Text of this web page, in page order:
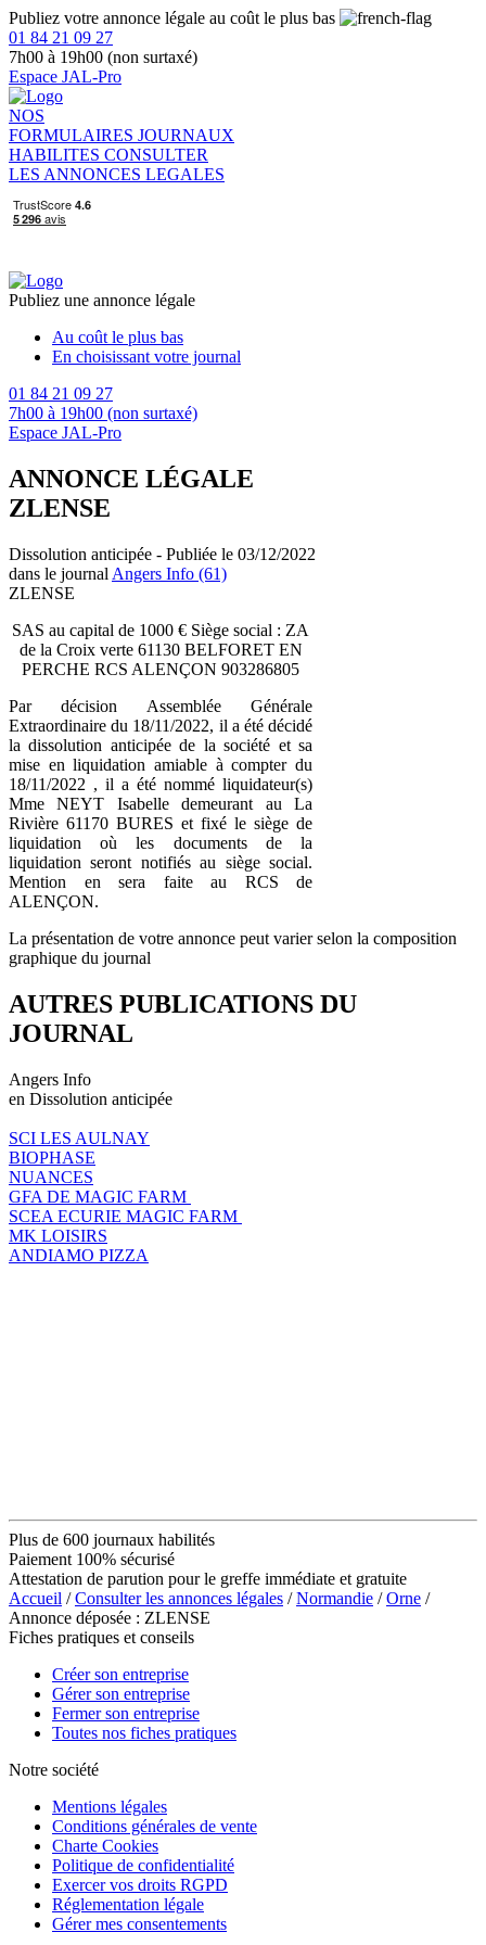
Publiez votre annonce légale au coût le plus bas
01 84 21 09 27
7h00 à 19h00 (non surtaxé)
Espace JAL-Pro
NOS
FORMULAIRES JOURNAUX
HABILITES CONSULTER
LES ANNONCES LEGALES
Publiez une annonce légale
Au coût le plus bas
En choisissant votre journal
01 84 21 09 27
7h00 à 19h00 (non surtaxé)
Espace JAL-Pro
ANNONCE LÉGALE
ZLENSE
Dissolution anticipée - Publiée le 03/12/2022
dans le journal Angers Info (61)
ZLENSE
SAS au capital de 1000 € Siège social : ZA
de la Croix verte 61130 BELFORET EN
PERCHE RCS ALENÇON 903286805
Par décision Assemblée Générale
Extraordinaire du 18/11/2022, il a été décidé
la dissolution anticipée de la société et sa
mise en liquidation amiable à compter du
18/11/2022 , il a été nommé liquidateur(s)
Mme NEYT Isabelle demeurant au La
Rivière 61170 BURES et fixé le siège de
liquidation où les documents de la
liquidation seront notifiés au siège social.
Mention en sera faite au RCS de
ALENÇON.
La présentation de votre annonce peut varier selon la composition
graphique du journal
AUTRES PUBLICATIONS DU
JOURNAL
Angers Info
en Dissolution anticipée
SCI LES AULNAY
BIOPHASE
NUANCES
GFA DE MAGIC FARM
SCEA ECURIE MAGIC FARM
MK LOISIRS
ANDIAMO PIZZA
Plus de 600 journaux habilités
Paiement 100% sécurisé
Attestation de parution pour le greffe immédiate et gratuite
Accueil /Consulter les annonces légales /Normandie /Orne /
Annonce déposée : ZLENSE
Fiches pratiques et conseils
Créer son entreprise
Gérer son entreprise
Fermer son entreprise
Toutes nos fiches pratiques
Notre société
Mentions légales
Conditions générales de vente
Charte Cookies
Politique de confidentialité
Exercer vos droits RGPD
Réglementation légale
Gérer mes consentements